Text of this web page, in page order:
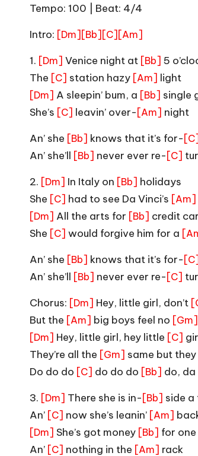
Tempo: 100 | Beat: 4/4
Intro: [Dm] [Bb] [C] [Am]
1. [Dm] Venice night at [Bb] 5
The [C] station hazy [Am] light
[Dm] A sleepin’ bum, a [Bb] single
She’s [C] leavin’ over- [Am] night
An’ she [Bb] knows that it’s for- [C]
An’ she’ll [Bb] never ever re- [C]
2. [Dm] In Italy on [Bb] holidays
She [C] had to see Da Vinci’s [Am]
[Dm] All the arts for [Bb] credit
She [C] would forgive him for a
An’ she [Bb] knows that it’s for- [C]
An’ she’ll [Bb] never ever re- [C]
Chorus: [Dm] Hey, little girl, don’t
But the [Am] big boys feel no [Gm]
[Dm] Hey, little girl, hey little [C]
They’re all the [Gm] same but
Do do do [C] do do do [Bb] do, da
3. [Dm] There she is in- [Bb] side a
An’ [C] now she’s leanin’ [Am]
[Dm] She’s got money [Bb] for
An’ [C] nothing in the [Am] rack